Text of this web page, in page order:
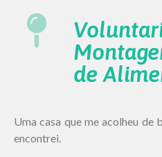
de
Uma casa que me acolheu de
encontrei.